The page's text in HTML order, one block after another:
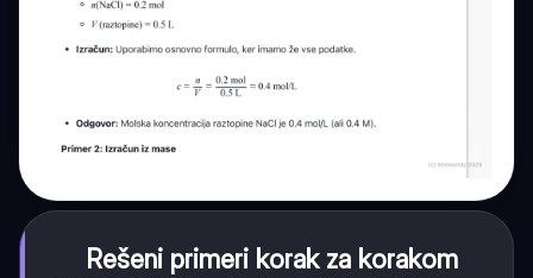
Rešeni primeri korak za korakom